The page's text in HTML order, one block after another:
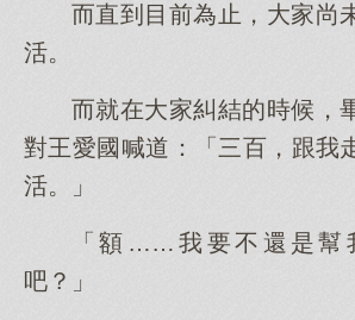
而直到目前為止，大家尚
活。
而就在大家糾結的時候，
對王愛國喊道：「三百，跟我
活。」
「額……我要不還是幫
吧？」